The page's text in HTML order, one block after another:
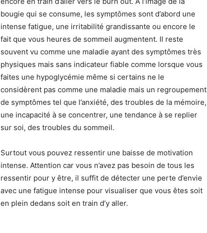
bougie qui se consume, les symptômes sont d’abord une
intense fatigue, une irritabilité grandissante ou encore le
fait que vous heures de sommeil augmentent. Il reste
souvent vu comme une maladie ayant des symptômes très
physiques mais sans indicateur fiable comme lorsque vous
faites une hypoglycémie même si certains ne le
considèrent pas comme une maladie mais un regroupement
de symptômes tel que l’anxiété, des troubles de la mémoire,
une incapacité à se concentrer, une tendance à se replier
sur soi, des troubles du sommeil.
Surtout vous pouvez ressentir une baisse de motivation
intense. Attention car vous n’avez pas besoin de tous les
ressentir pour y être, il suffit de détecter une perte d’envie
avec une fatigue intense pour visualiser que vous êtes soit
en plein dedans soit en train d’y aller.